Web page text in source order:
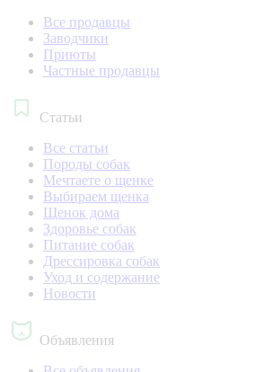
Все продавцы
Заводчики
Приюты
Частные продавцы
Статьи
Все статьи
Породы собак
Мечтаете о щенке
Выбираем щенка
Щенок дома
Здоровье собак
Питание собак
Дрессировка собак
Уход и содержание
Новости
Объявления